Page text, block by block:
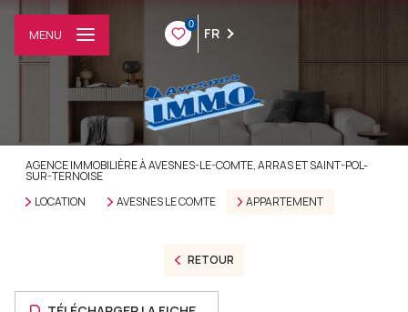
0
FR
MENU
AGENCE IMMOBILIÈRE À AVESNES-LE-COMTE, ARRAS ET SAINT-POL-
SUR-TERNOISE
LOCATION
AVESNES LE COMTE APPARTEMENT
RETOUR